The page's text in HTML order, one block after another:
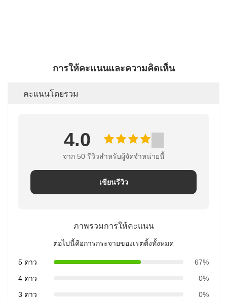
การให้คะแนนและความคิดเห็น
คะแนนโดยรวม
4.0
จาก 50 รีวิวสําหรับผู้จัดจําหน่ายนี้
เขียนรีวิว
ภาพรวมการให้คะแนน
ต่อไปนี้คือการกระจายของเรตติ้งทั้งหมด
5 ดาว
67%
4 ดาว
0%
3 ดาว
0%